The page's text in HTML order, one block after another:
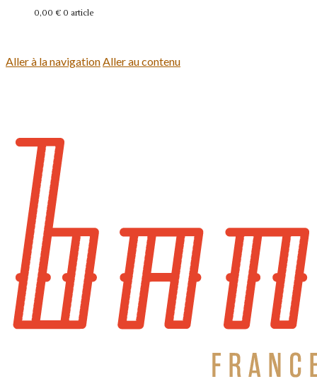
0,00 € 0 article
Aller à la navigationAller au contenu